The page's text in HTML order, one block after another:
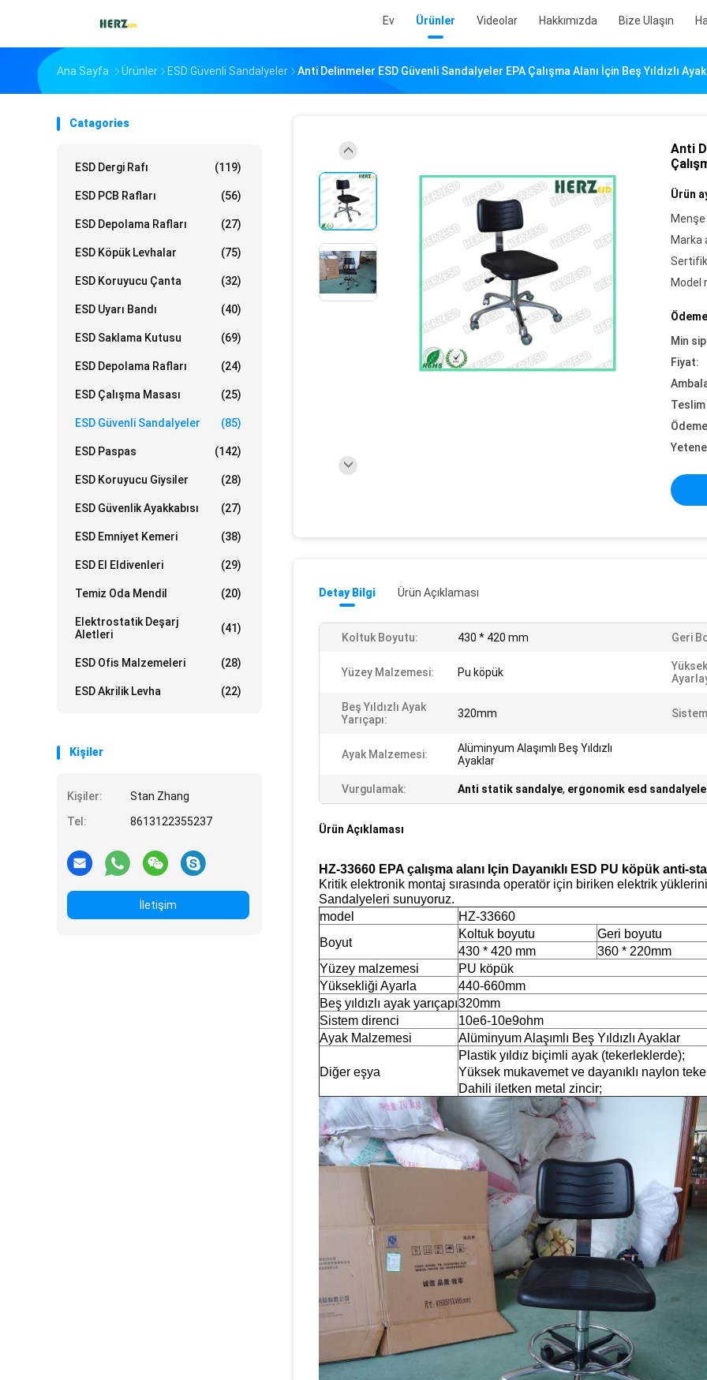
Ev Ürünler Videolar Hakkımızda Bize Ulaşın
Ana Sayfa Ürünler ESD Güvenli Sandalyeler Anti Delinmeler ESD Güvenli Sandalyeler EPA Çalışma Alanı İçin Beş Yıldızlı
Catagories
ESD Dergi Rafı (119)
ESD PCB Rafları (56)
ESD Depolama Rafları (27)
ESD Köpük Levhalar (75)
ESD Koruyucu Çanta (32)
ESD Uyarı Bandı (40)
ESD Saklama Kutusu (69)
ESD Depolama Rafları (24)
ESD Çalışma Masası (25)
ESD Güvenli Sandalyeler (85)
ESD Paspas (142)
ESD Koruyucu Giysiler (28)
ESD Güvenlik Ayakkabısı (27)
ESD Emniyet Kemeri (38)
ESD El Eldivenleri (29)
Temiz Oda Mendil (20)
Elektrostatik Deşarj
Aletleri
(41)
ESD Ofis Malzemeleri (28)
ESD Akrilik Levha (22)
Kişiler
Kişiler:
Stan Zhang
Tel:
8613122355237
İletişim
Anti
Ürün
Marka
Model
Min
Fiyat:
Detay Bilgi Ürün Açıklaması
Koltuk Boyutu: 430 * 420 mm Geri
Yüzey Malzemesi: Pu köpük
Beş Yıldızlı Ayak
Yarıçapı:
320mm
Ayak Malzemesi:
Alüminyum Alaşımlı Beş Yıldızlı
Ayaklar
Vurgulamak: Anti statik sandalye, ergonomik esd
Ürün Açıklaması
HZ-33660 EPA çalışma alanı Için Dayanıklı ESD PU köpük anti-
Kritik elektronik montaj sırasında operatör için biriken elektrik
Sandalyeleri sunuyoruz.
model
HZ-33660
Boyut
Koltuk boyutu
Geri boyutu
430 * 420 mm
360 * 220mm
Yüzey malzemesi
PU köpük
Yüksekliği Ayarla
440-660mm
Beş yıldızlı ayak yarıçapı320mm
Sistem direnci
10e6-10e9ohm
Ayak Malzemesi
Alüminyum Alaşımlı Beş Yıldızlı Ayaklar
Diğer eşya
Plastik yıldız biçimli ayak (tekerleklerde);
Yüksek mukavemet ve dayanıklı naylon
Dahili iletken metal zincir;